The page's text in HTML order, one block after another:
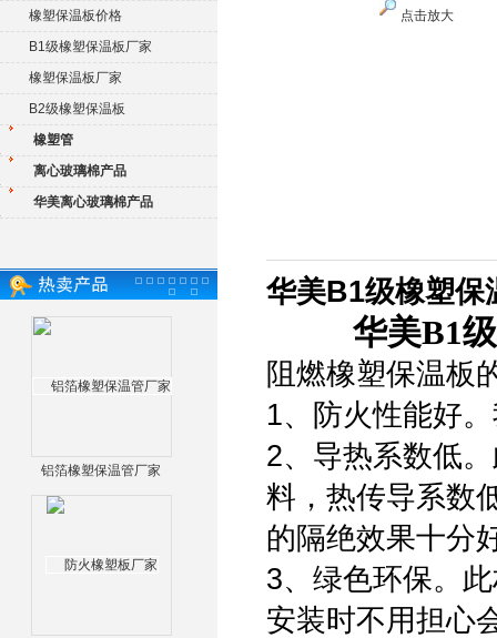
橡塑保温板价格
B1级橡塑保温板厂家
橡塑保温板厂家
B2级橡塑保温板
橡塑管
离心玻璃棉产品
华美离心玻璃棉产品
铝箔橡塑保温管厂家
点击放大
华美B1级橡塑保
华美B1
阻燃橡塑保温板
1、防火性能好
2、导热系数低
料，热传导系数
的隔绝效果十分
3、绿色环保。
安装时不用担心